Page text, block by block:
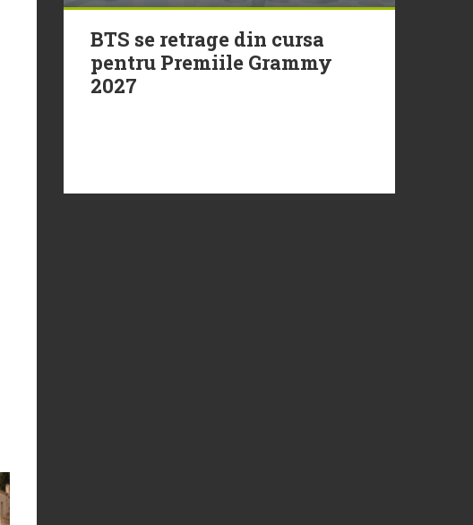
NEW MUSIC | 5 piese noi în
playlistul Radio ZU
BTS se retrage din cursa
pentru Premiile Grammy
2027